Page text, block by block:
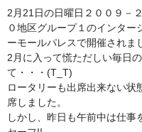
天然とらふぐ
国産とらふぐ
料理セット
刺身セット
2月21日の日曜日２００９－
０地区グループ１のインタ
ーモールパレスで開催されま
2月に入って慌ただしい毎日
て・・・(T_T)
ロータリーも出席出来ない状
席しました。
しかし、昨日も午前中は仕事